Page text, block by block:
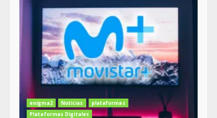
enigma2 Noticias
plataformas
Plataformas Digitales